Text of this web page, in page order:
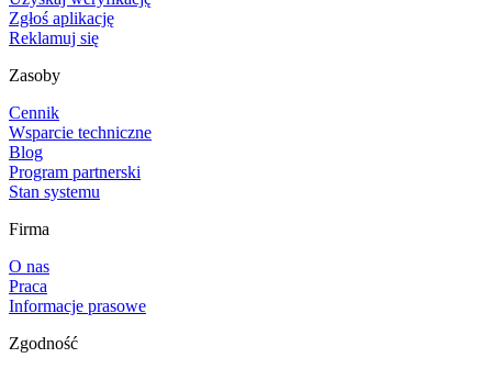
Zgłoś aplikację
Reklamuj się
Zasoby
Cennik
Wsparcie techniczne
Blog
Program partnerski
Stan systemu
Firma
O nas
Praca
Informacje prasowe
Zgodność